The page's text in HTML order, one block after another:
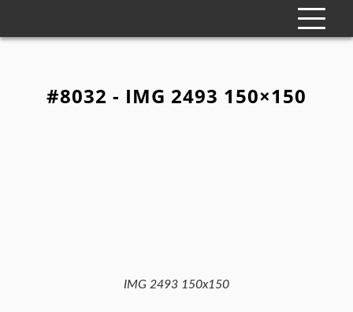
#8032 - IMG 2493 150×150
IMG 2493 150x150